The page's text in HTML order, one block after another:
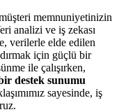
memnuniyetinizin
analizi ve iş zekası
verilerle elde edilen
için güçlü bir
ile çalışırken,
destek sunumu
sayesinde, iş